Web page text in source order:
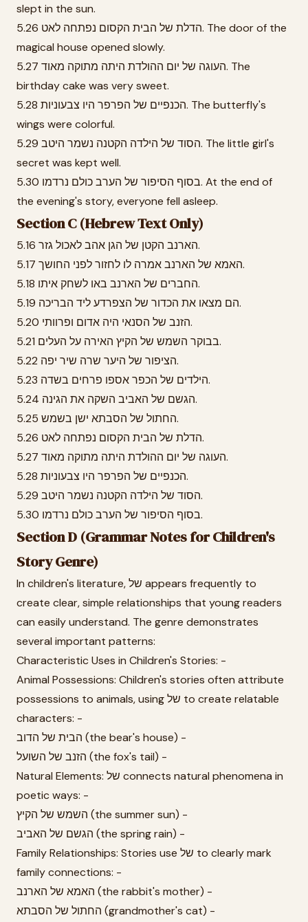
slept in the sun.
5.26 הדלת של הבית הקסום נפתחה לאט. The door of the
magical house opened slowly.
5.27 העוגה של יום ההולדת היתה מתוקה מאוד. The
birthday cake was very sweet.
5.28 הכנפיים של הפרפר היו צבעוניות. The butterfly's
wings were colorful.
5.29 הסוד של הילדה הקטנה נשמר היטב. The little girl's
secret was kept well.
5.30 בסוף הסיפור של הערב כולם נרדמו. At the end of
the evening's story, everyone fell asleep.
Section C (Hebrew Text Only)
5.16 הארנב הקטן של הגן אהב לאכול גזר.
5.17 האמא של הארנב אמרה לו לחזור לפני החושך.
5.18 החברים של הארנב באו לשחק איתו.
5.19 הם מצאו את הכדור של הצפרדע ליד הבריכה.
5.20 הזנב של הסנאי היה אדום ופרוותי.
5.21 בבוקר השמש של הקיץ האירה על העלים.
5.22 הציפור של היער שרה שיר יפה.
5.23 הילדים של הכפר אספו פרחים בשדה.
5.24 הגשם של האביב השקה את הגינה.
5.25 החתול של הסבתא ישן בשמש.
5.26 הדלת של הבית הקסום נפתחה לאט.
5.27 העוגה של יום ההולדת היתה מתוקה מאוד.
5.28 הכנפיים של הפרפר היו צבעוניות.
5.29 הסוד של הילדה הקטנה נשמר היטב.
5.30 בסוף הסיפור של הערב כולם נרדמו.
Section D (Grammar Notes for Children's
Story Genre)
In children's literature, של appears frequently to
create clear, simple relationships that young readers
can easily understand. The genre demonstrates
several important patterns:
Characteristic Uses in Children's Stories: -
Animal Possessions: Children's stories often attribute
possessions to animals, using של to create relatable
characters: -
הבית של הדוב (the bear's house) -
הזנב של השועל (the fox's tail) -
Natural Elements: של connects natural phenomena in
poetic ways: -
השמש של הקיץ (the summer sun) -
הגשם של האביב (the spring rain) -
Family Relationships: Stories use של to clearly mark
family connections: -
האמא של הארנב (the rabbit's mother) -
החתול של הסבתא (grandmother's cat) -